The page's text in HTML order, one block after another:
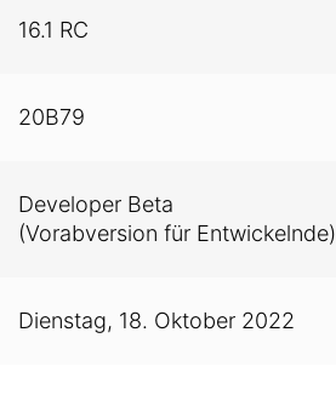
16.1 RC
20B79
Developer Beta
(Vorabversion für Entwickelnde)
Dienstag, 18. Oktober 2022